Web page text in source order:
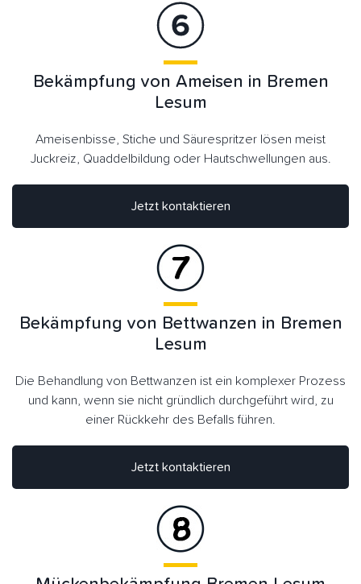
Jetzt kontaktieren
Bekämpfung von Ameisen in Bremen
Lesum
Ameisenbisse, Stiche und Säurespritzer lösen meist
Juckreiz, Quaddelbildung oder Hautschwellungen aus.
Bekämpfung von Bettwanzen in Bremen
Lesum
Die Behandlung von Bettwanzen ist ein komplexer Prozess
und kann, wenn sie nicht gründlich durchgeführt wird, zu
einer Rückkehr des Befalls führen.
Jetzt kontaktieren